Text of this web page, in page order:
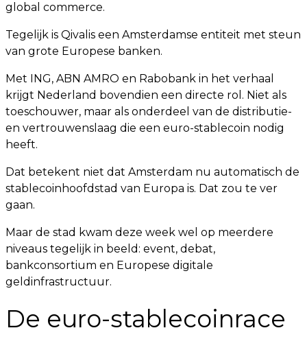
global commerce.
Tegelijk is Qivalis een Amsterdamse entiteit met steun
van grote Europese banken.
Met ING, ABN AMRO en Rabobank in het verhaal
krijgt Nederland bovendien een directe rol. Niet als
toeschouwer, maar als onderdeel van de distributie-
en vertrouwenslaag die een euro-stablecoin nodig
heeft.
Dat betekent niet dat Amsterdam nu automatisch de
stablecoinhoofdstad van Europa is. Dat zou te ver
gaan.
Maar de stad kwam deze week wel op meerdere
niveaus tegelijk in beeld: event, debat,
bankconsortium en Europese digitale
geldinfrastructuur.
De euro-stablecoinrace